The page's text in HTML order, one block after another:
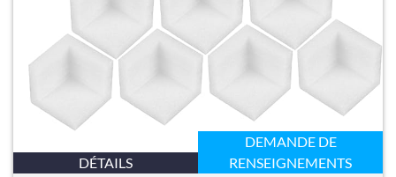
DÉTAILS
DEMANDE DE
RENSEIGNEMENTS